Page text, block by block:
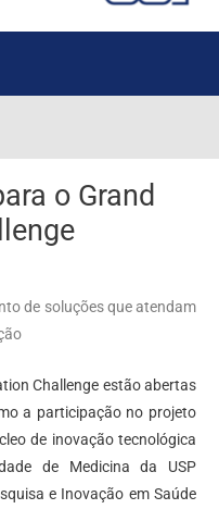
o Grand
de soluções que atendam
Challenge estão abertas
a participação no projeto
de inovação tecnológica
de Medicina da USP
e Inovação em Saúde